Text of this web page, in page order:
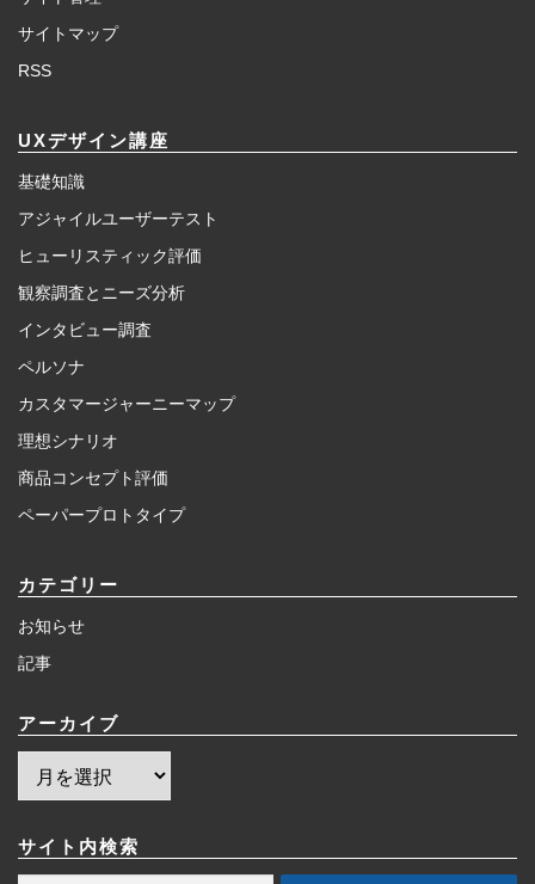
サイトマップ
RSS
UXデザイン講座
基礎知識
アジャイルユーザーテスト
ヒューリスティック評価
観察調査とニーズ分析
インタビュー調査
ペルソナ
カスタマージャーニーマップ
理想シナリオ
商品コンセプト評価
ペーパープロトタイプ
カテゴリー
お知らせ
記事
アーカイブ
イ
ブ
サイト内検索